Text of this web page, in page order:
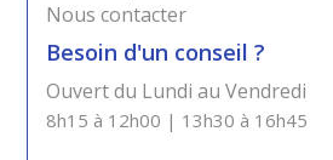
Nous contacter
Besoin d'un conseil ?
Ouvert du Lundi au Vendredi
8h15 à 12h00 | 13h30 à 16h45